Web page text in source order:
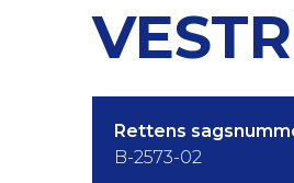
Rettens
B-2573-02